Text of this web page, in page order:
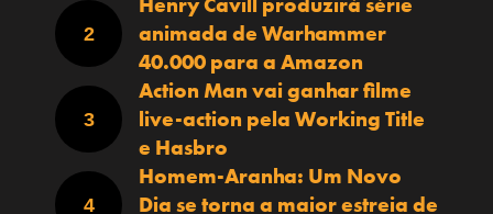
animada de Warhammer
40.000 para a Amazon
Action Man vai ganhar filme
live-action pela Working Title
e Hasbro
Homem-Aranha: Um Novo
Dia se torna a maior estreia de